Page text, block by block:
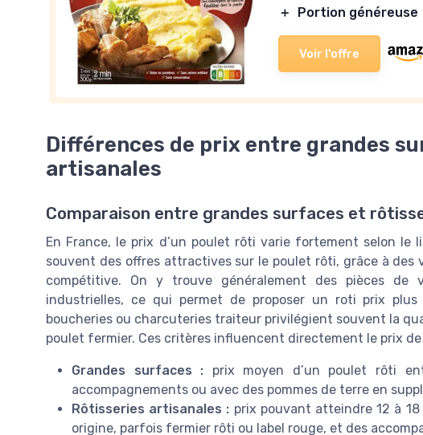
＋
Portion généreuse
Voir l'offre
Différences de prix entre grandes
artisanales
Comparaison entre grandes surfaces et
En France, le prix d’un poulet rôti varie fortement selon le
souvent des offres attractives sur le poulet rôti, grâce à
compétitive. On y trouve généralement des pièces de
industrielles, ce qui permet de proposer un roti prix plus
boucheries ou charcuteries traiteur privilégient souvent la
poulet fermier. Ces critères influencent directement le prix de
Grandes surfaces : prix moyen d’un poulet rôti
accompagnements ou avec des pommes de terre en
Rôtisseries artisanales : prix pouvant atteindre 12 à
origine, parfois fermier rôti ou label rouge, et des